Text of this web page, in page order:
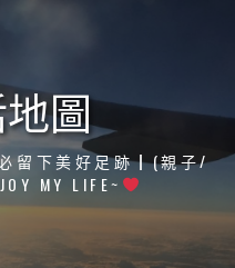
地圖
留下美好足跡┃(親子/
MY LIFE~